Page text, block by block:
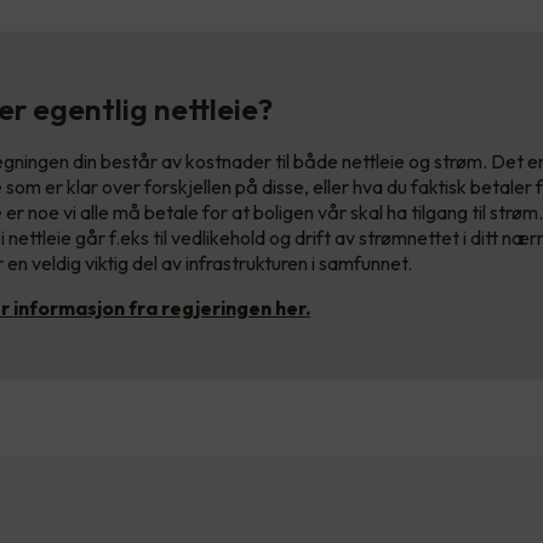
egentlig nettleie?
din består av kostnader til både nettleie og strøm. Det
som er klar over forskjellen på disse, eller hva du faktisk betaler
noe vi alle må betale for at boligen vår skal ha tilgang til
nettleie går f.eks til vedlikehold og drift av strømnettet i ditt
veldig viktig del av infrastrukturen i samfunnet.
informasjon fra regjeringen her.